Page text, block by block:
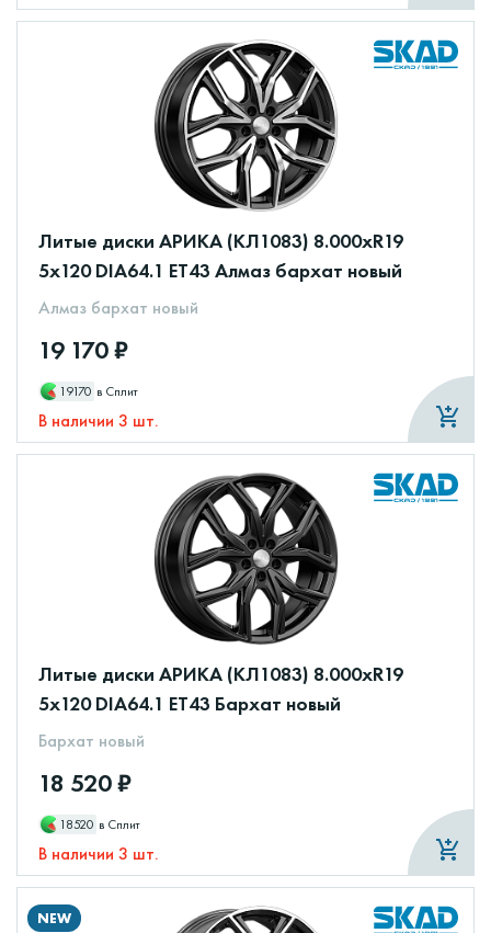
Литые диски АРИКА (КЛ1083) 8.000xR19
5x120 DIA64.1 ET43 Алмаз бархат новый
Алмаз бархат новый
19 170 ₽
19170 в Сплит
В наличии 3 шт.
Литые диски АРИКА (КЛ1083) 8.000xR19
5x120 DIA64.1 ET43 Бархат новый
Бархат новый
18 520 ₽
18520 в Сплит
В наличии 3 шт.
NEW